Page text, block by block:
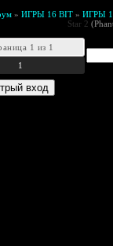
» ИГРЫ 16 BIT » ИГРЫ
Star 2
1 из 1
1